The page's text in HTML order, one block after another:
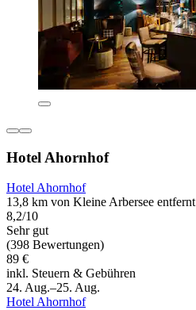
Hotel Ahornhof
Hotel Ahornhof
13,8 km von Kleine Arbersee entfernt
8,2/10
Sehr gut
(398 Bewertungen)
89 €
inkl. Steuern & Gebühren
24. Aug.–25. Aug.
Hotel Ahornhof